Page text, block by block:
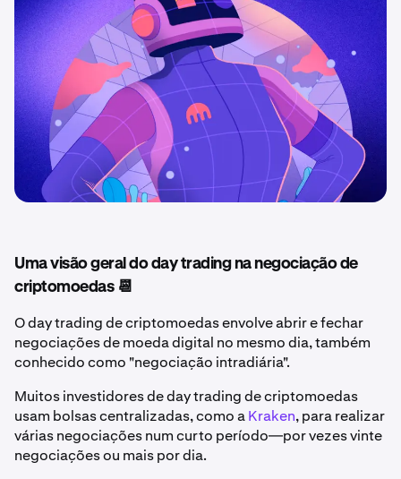
Uma visão geral do day trading na negociação de
criptomoedas 📆
O day trading de criptomoedas envolve abrir e fechar
negociações de moeda digital no mesmo dia, também
conhecido como "negociação intradiária".
Muitos investidores de day trading de criptomoedas
usam bolsas centralizadas, como aKraken, para realizar
várias negociações num curto período—por vezes vinte
negociações ou mais por dia.